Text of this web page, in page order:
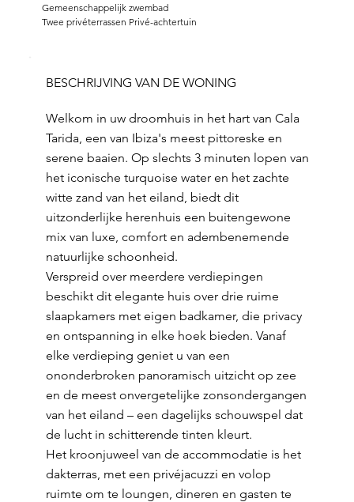
Gemeenschappelijk zwembad
Twee privéterrassen Privé-achtertuin
BESCHRIJVING VAN DE WONING
Welkom in uw droomhuis in het hart van Cala
Tarida, een van Ibiza's meest pittoreske en
serene baaien. Op slechts 3 minuten lopen van
het iconische turquoise water en het zachte
witte zand van het eiland, biedt dit
uitzonderlijke herenhuis een buitengewone
mix van luxe, comfort en adembenemende
natuurlijke schoonheid.
Verspreid over meerdere verdiepingen
beschikt dit elegante huis over drie ruime
slaapkamers met eigen badkamer, die privacy
en ontspanning in elke hoek bieden. Vanaf
elke verdieping geniet u van een
ononderbroken panoramisch uitzicht op zee
en de meest onvergetelijke zonsondergangen
van het eiland – een dagelijks schouwspel dat
de lucht in schitterende tinten kleurt.
Het kroonjuweel van de accommodatie is het
dakterras, met een privéjacuzzi en volop
ruimte om te loungen, dineren en gasten te